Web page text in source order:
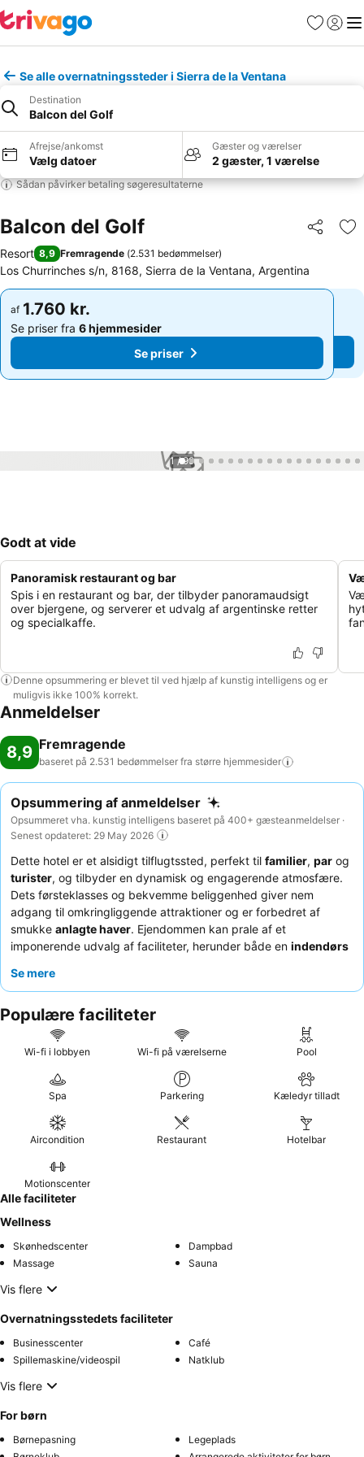
Favoritter
Log ind
Se alle overnatningssteder i Sierra de la Ventana
Destination
Balcon del Golf
Afrejse/ankomst
Vælg datoer
Gæster og værelser
2 gæster, 1 værelse
Sådan påvirker betaling søgeresultaterne
Balcon del Golf Del
Resort 8,9 Fremragende (2.531 bedømmelser)
Los Churrinches s/n, 8168, Sierra de la Ventana, Argentina
af 1.760 kr.
Se priser fra 6 hjemmesider
Se priser
af 1.760 kr.
Se priser fra 6 hjemmesider
Se priser
1 / 99
Godt at vide
Panoramisk restaurant og bar
Spis i en restaurant og bar, der tilbyder panoramaudsigt
over bjergene, og serverer et udvalg af argentinske retter
og specialkaffe.
Denne opsummering er blevet til ved hjælp af kunstig intelligens og er
muligvis ikke 100% korrekt.
Anmeldelser
8,9 Fremragende
baseret på 2.531 bedømmelser fra større hjemmesider
Opsummering af anmeldelser
Opsummeret vha. kunstig intelligens baseret på 400+ gæsteanmeldelser ·
Senest opdateret: 29 May 2026
Dette hotel er et alsidigt tilflugtssted, perfekt til familier, par og
turister, og tilbyder en dynamisk og engagerende atmosfære.
Dets førsteklasses og bekvemme beliggenhed giver nem
adgang til omkringliggende attraktioner og er forbedret af
smukke anlagte haver. Ejendommen kan prale af et
imponerende udvalg af faciliteter, herunder både en indendørs
veludstyret
og gastronomien får stor ros for sin enestående kvalitet og
variation, hvor
morgenmadsbuffeten
er særligt rigelig. For en
helt unik oplevelse kan du overveje at deltage i en af de
Se mere
Populære faciliteter
Wi-fi i lobbyen Wi-fi på værelserne Pool
Spa Parkering Kæledyr tilladt
Aircondition Restaurant Hotelbar
Motionscenter
Alle faciliteter
Wellness
Skønhedscenter
Dampbad
Massage
Sauna
Vis flere
Overnatningsstedets faciliteter
Businesscenter
Café
Spillemaskine/videospil
Natklub
Vis flere
For børn
Børnepasning
Legeplads